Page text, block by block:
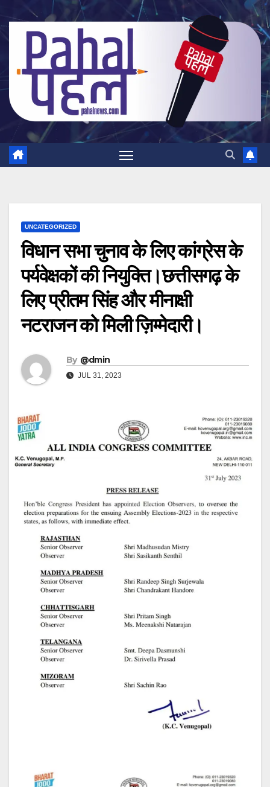
to
UNCATEGORIZED
विधान सभा चुनाव के लिए कांग्रेस के
पर्यवेक्षकों की नियुक्ति।छत्तीसगढ़ के
लिए प्रीतम सिंह और मीनाक्षी
नटराजन को मिली ज़िम्मेदारी।
By @dmin
JUL 31, 2023